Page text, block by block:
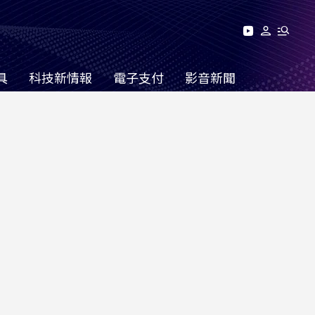
科技新情報 電子支付 影音新聞